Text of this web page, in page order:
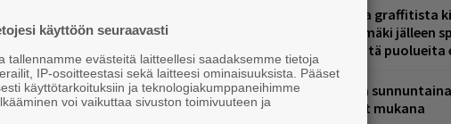
Laittomasta graffitista
Paavo Arhinmäki jälleen
kädessä – näitä
Tampereella
nämä artistit mukana
käyttöön seuraavasti
tallennamme evästeitä laitteellesi saadaksemme tietoja
IP-osoitteestasi sekä laitteesi ominaisuuksista. Pääset
käyttötarkoituksiin ja teknologiakumppaneihimme
voi vaikuttaa sivuston toimivuuteen ja